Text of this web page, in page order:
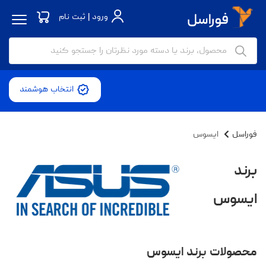
ورود | ثبت نام
انتخاب هوشمند
فوراسل ایسوس
برند
ایسوس
محصولات برند ایسوس